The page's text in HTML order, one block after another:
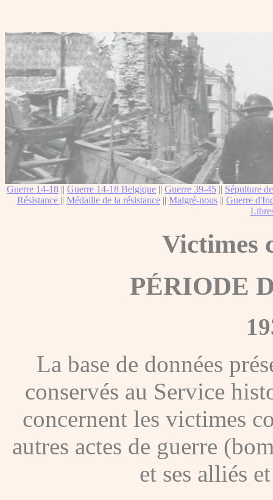
Guerre 14-18 || Guerre 14-18 Belgique || Guerre 39-45 || Sépulture
Résistance || Médaille de la résistance || Malgré-nous || Guerre
Victimes
PÉRIODE
La base de données
conservés au Service
concernent les victimes
autres actes de guerre
et ses alliés